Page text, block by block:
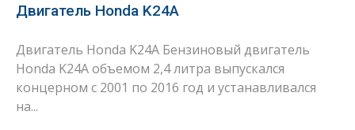
Двигатель Honda K24A
Двигатель Honda K24A Бензиновый двигатель
Honda K24A объемом 2,4 литра выпускался
концерном с 2001 по 2016 год и устанавливался
на...